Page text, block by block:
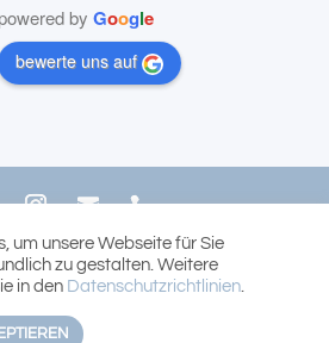
by Google
bewerte uns auf
Bernhard Reichhart
um unsere Webseite für Sie
zu gestalten. Weitere
in den Datenschutzrichtlinien.